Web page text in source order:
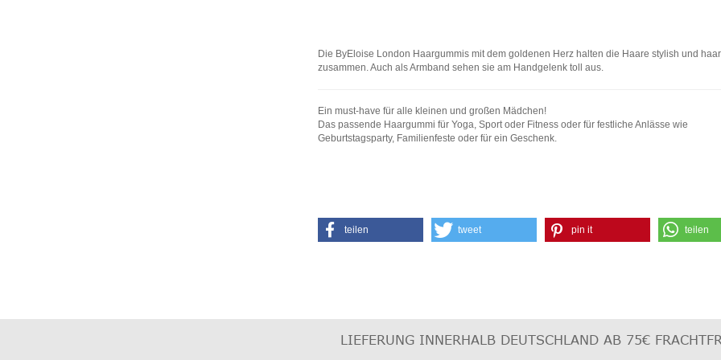
Die ByEloise London Haargummis mit dem goldenen Herz halten die Haare stylish und
zusammen. Auch als Armband sehen sie am Handgelenk toll aus.
Ein must-have für alle kleinen und großen Mädchen!
Das passende Haargummi für Yoga, Sport oder Fitness oder für festliche Anlässe wie
Geburtstagsparty, Familienfeste oder für ein Geschenk.
teilen tweet pin it teilen
LIEFERUNG INNERHALB DEUTSCHLAND AB 75€